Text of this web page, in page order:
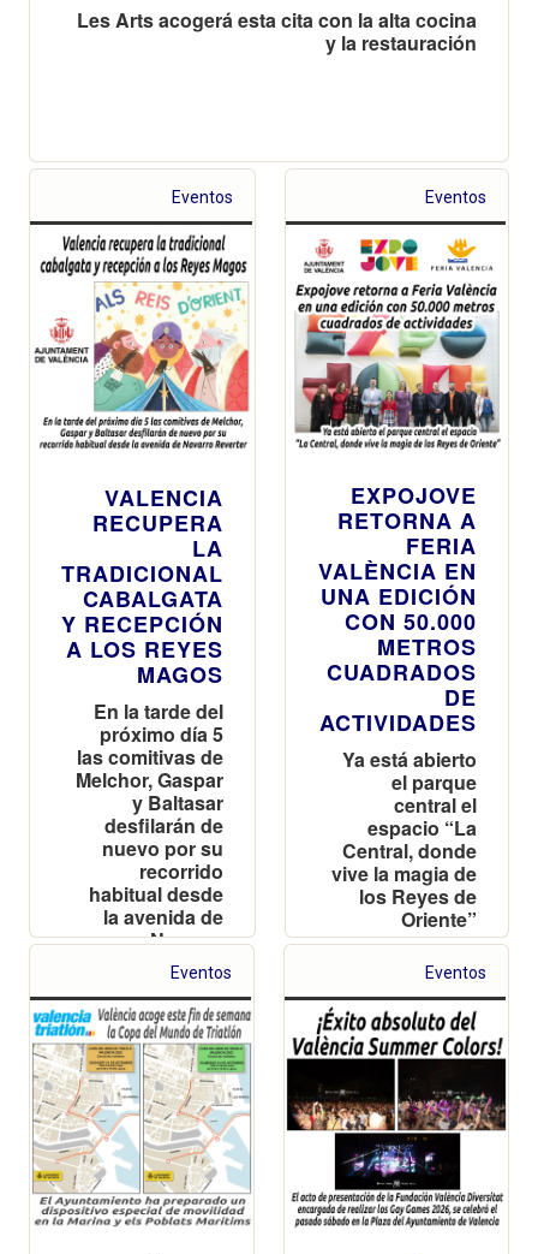
Les Arts acogerá esta cita con la alta cocina
y la restauración
Eventos
VALENCIA
RECUPERA
LA
TRADICIONAL
CABALGATA
Y RECEPCIÓN
A LOS REYES
MAGOS
En la tarde del
próximo día 5
las comitivas de
Melchor, Gaspar
y Baltasar
desfilarán de
nuevo por su
recorrido
habitual desde
la avenida de
Navarro
Reverter
Eventos
EXPOJOVE
RETORNA A
FERIA
VALÈNCIA EN
UNA EDICIÓN
CON 50.000
METROS
CUADRADOS
DE
ACTIVIDADES
Ya está abierto
el parque
central el
espacio “La
Central, donde
vive la magia de
los Reyes de
Oriente”
Eventos Eventos